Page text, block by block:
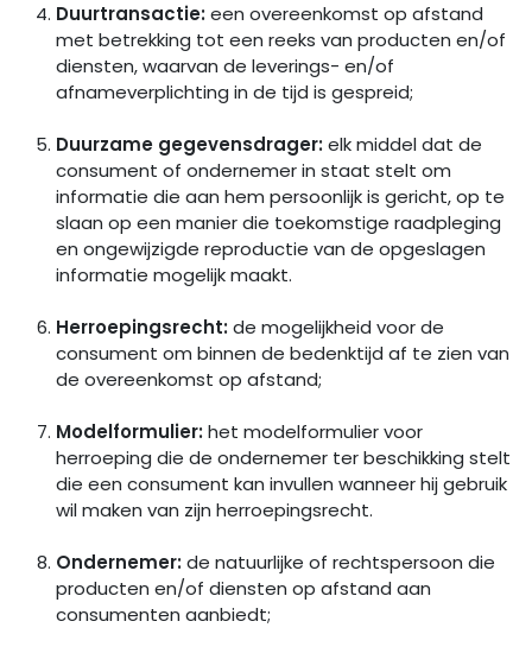
Duurtransactie:een overeenkomst op afstand
met betrekking tot een reeks van producten en/of
diensten, waarvan de leverings- en/of
afnameverplichting in de tijd is gespreid;
Duurzame gegevensdrager:elk middel dat de
consument of ondernemer in staat stelt om
informatie die aan hem persoonlijk is gericht, op te
slaan op een manier die toekomstige raadpleging
en ongewijzigde reproductie van de opgeslagen
informatie mogelijk maakt.
Herroepingsrecht:de mogelijkheid voor de
consument om binnen de bedenktijd af te zien van
de overeenkomst op afstand;
Modelformulier:het modelformulier voor
herroeping die de ondernemer ter beschikking stelt
die een consument kan invullen wanneer hij gebruik
wil maken van zijn herroepingsrecht.
Ondernemer:de natuurlijke of rechtspersoon die
producten en/of diensten op afstand aan
consumenten aanbiedt;